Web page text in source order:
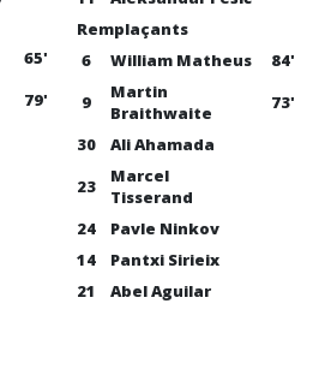
65'
79'
Remplaçants
6
William Matheus
84'
9
Martin
Braithwaite
73'
30
Ali Ahamada
23
Marcel
Tisserand
24
Pavle Ninkov
14
Pantxi Sirieix
21
Abel Aguilar